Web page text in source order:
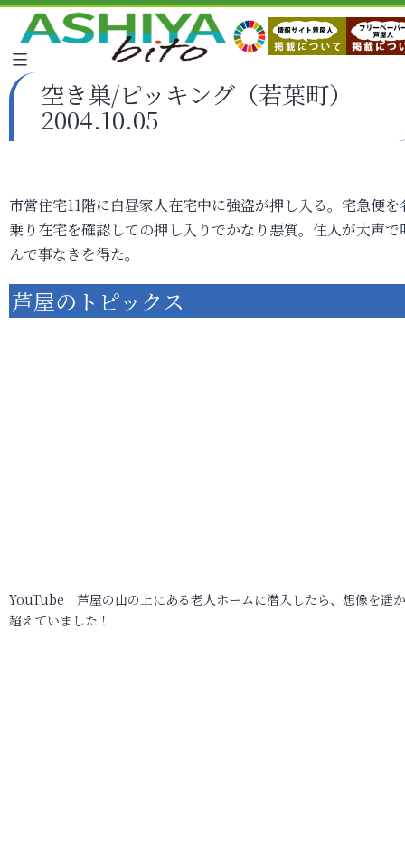
空き巣/ピッキング（若葉町）
2004.10.05
市営住宅11階に白昼家人在宅中に強盗が押し入る。宅急便を
乗り在宅を確認しての押し入りでかなり悪質。住人が大声で
んで事なきを得た。
芦屋のトピックス
YouTube 芦屋の山の上にある老人ホームに潜入したら、想像を遥
超えていました！